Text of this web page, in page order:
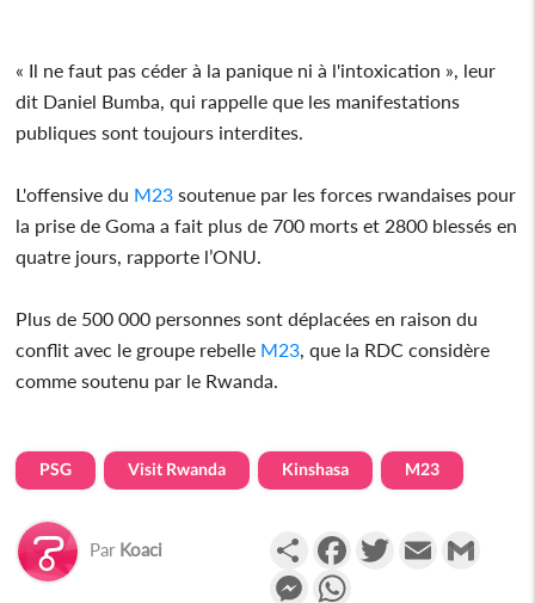
« Il ne faut pas céder à la panique ni à l'intoxication », leur
dit Daniel Bumba, qui rappelle que les manifestations
publiques sont toujours interdites.
L'offensive du M23 soutenue par les forces rwandaises pour
la prise de Goma a fait plus de 700 morts et 2800 blessés en
quatre jours, rapporte l’ONU.
Plus de 500 000 personnes sont déplacées en raison du
conflit avec le groupe rebelle M23 , que la RDC considère
comme soutenu par le Rwanda.
PSG Visit Rwanda Kinshasa M23
Par Koaci PartagerFacebookTwitterEmail
Messenger